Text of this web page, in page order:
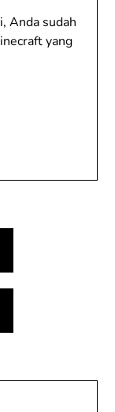
Anda sudah
yang